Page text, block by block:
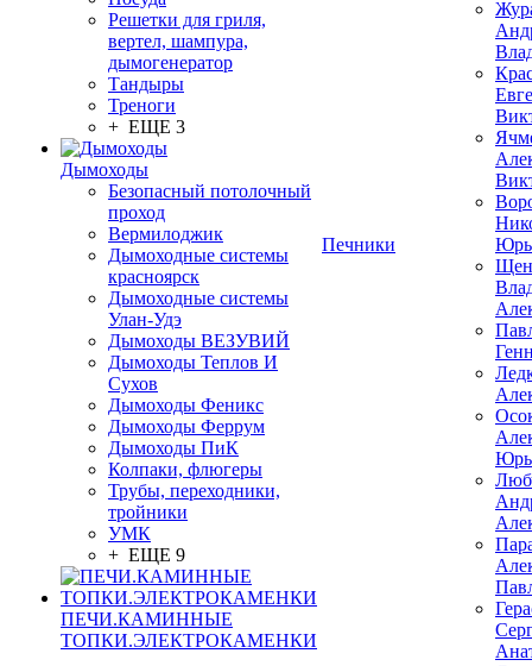
Решетки для гриля,
вертел, шампура,
дымогенератор
Тандыры
Треноги
+ ЕЩЕ 3
Дымоходы
Безопасный потолочный
проход
Вермилоджик
Дымоходные системы
красноярск
Дымоходные системы
Улан-Удэ
Дымоходы ВЕЗУВИЙ
Дымоходы Теплов И
Сухов
Дымоходы Феникс
Дымоходы Феррум
Дымоходы ПиК
Колпаки, флюгеры
Трубы, переходники,
тройники
УМК
+ ЕЩЕ 9
ПЕЧИ.КАМИННЫЕ
ТОПКИ.ЭЛЕКТРОКАМЕНКИ
Печники